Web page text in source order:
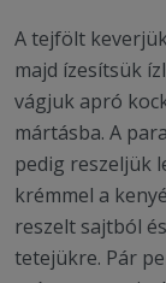
A tejfölt
majd ízesítsük
vágjuk apró
mártásba. A
pedig reszeljük
krémmel a
reszelt sajtból
tetejükre. Pár